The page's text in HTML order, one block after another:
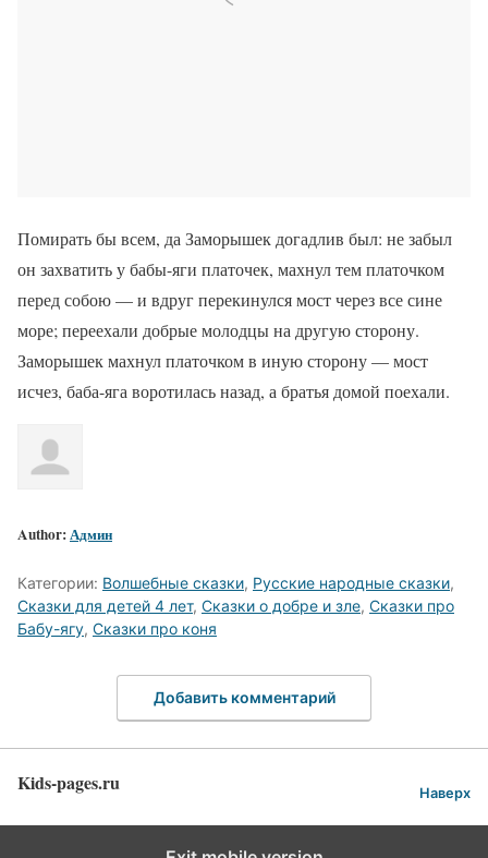
Помирать бы всем, да Заморышек догадлив был: не забыл
он захватить у бабы-яги платочек, махнул тем платочком
перед собою — и вдруг перекинулся мост через все сине
море; переехали добрые молодцы на другую сторону.
Заморышек махнул платочком в иную сторону — мост
исчез, баба-яга воротилась назад, а братья домой поехали.
Author:Админ
Категории: Волшебные сказки, Русские народные сказки,
Сказки для детей 4 лет, Сказки о добре и зле, Сказки про
Бабу-ягу, Сказки про коня
Добавить комментарий
Kids-pages.ru Наверх